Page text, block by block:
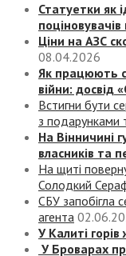
Статуетки як
Ціни на АЗС
08.04.2026
Як працюють
війни: досвід
Встигни бути
з подарунками
На Вінничині
власників та
На щиті
Солодкий
СБУ запобігла
агента
У Калиті
У Броварах